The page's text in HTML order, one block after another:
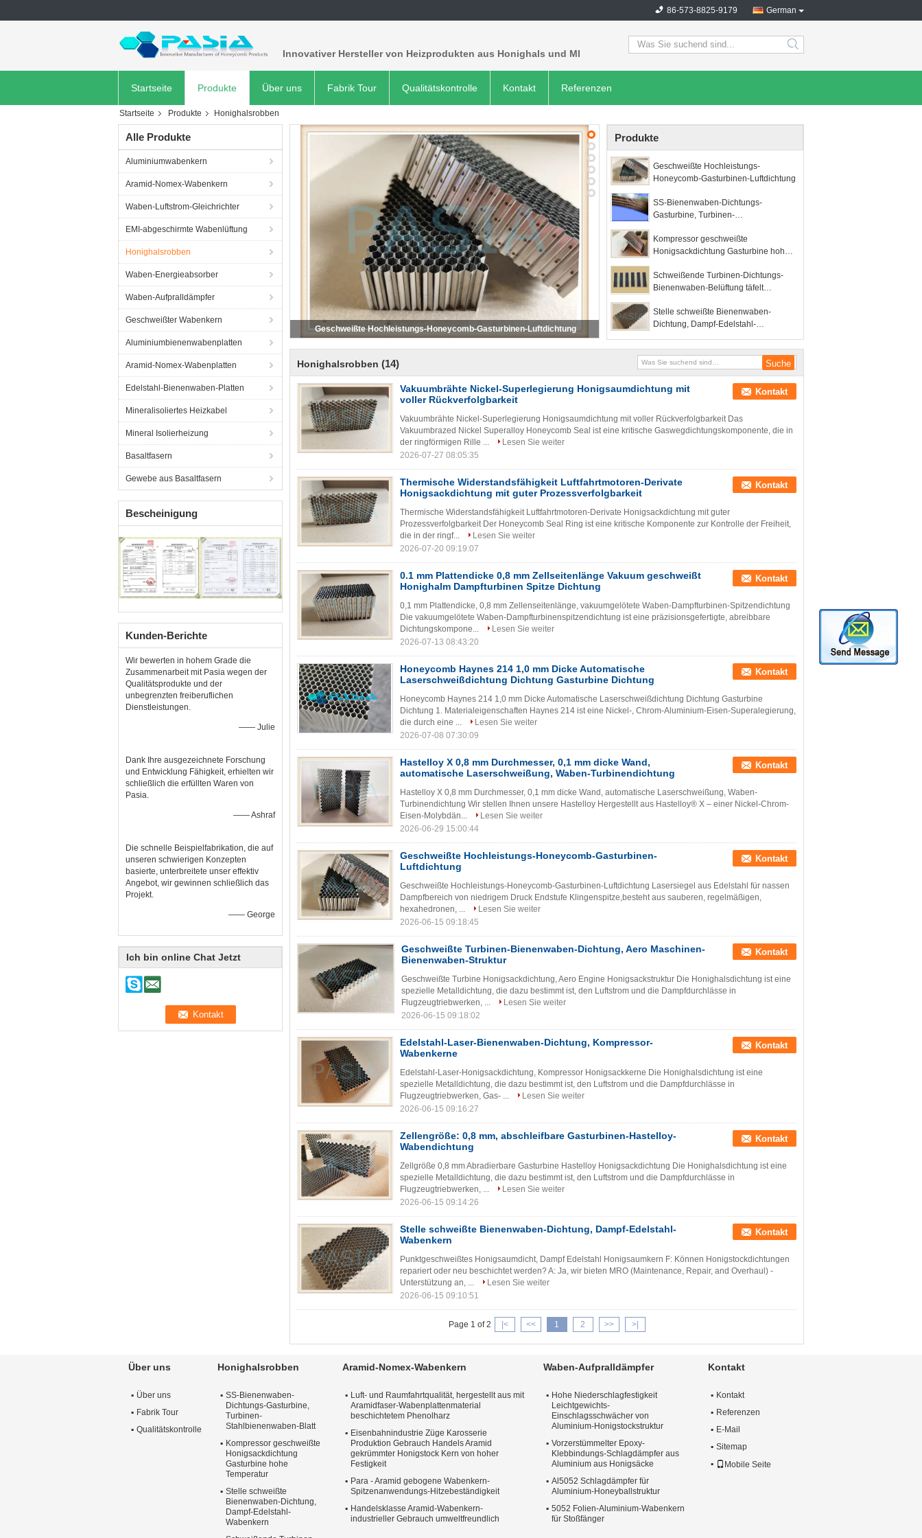
German
86-573-8825-9179
Innovativer Hersteller von Heizprodukten aus Honighals und MI search
Startseite Produkte Über uns Fabrik Tour Qualitätskontrolle Kontakt Referenzen
Startseite Produkte Honighalsrobben
Alle Produkte
Aluminiumwabenkern
Aramid-Nomex-Wabenkern
Waben-Luftstrom-Gleichrichter
EMI-abgeschirmte Wabenlüftung
Honighalsrobben
Waben-Energieabsorber
Waben-Aufpralldämpfer
Geschweißter Wabenkern
Aluminiumbienenwabenplatten
Aramid-Nomex-Wabenplatten
Edelstahl-Bienenwaben-Platten
Mineralisoliertes Heizkabel
Mineral Isolierheizung
Basaltfasern
Gewebe aus Basaltfasern
Bescheinigung
Kunden-Berichte
Wir bewerten in hohem Grade die
Zusammenarbeit mit Pasia wegen der
Qualitätsprodukte und der
unbegrenzten freiberuflichen
Dienstleistungen.
—— Julie
Dank Ihre ausgezeichnete Forschung
und Entwicklung Fähigkeit, erhielten wir
schließlich die erfüllten Waren von
Pasia.
—— Ashraf
Die schnelle Beispielfabrikation, die auf
unseren schwierigen Konzepten
basierte, unterbreitete unser effektiv
Angebot, wir gewinnen schließlich das
Projekt.
—— George
Ich bin online Chat Jetzt
SS-Bienenwaben-Dichtungs-Gasturbine, Turbinen-Stahlbienenwaben-Blatt
Produkte
Geschweißte Hochleistungs-
Honeycomb-Gasturbinen-Luftdichtung
SS-Bienenwaben-Dichtungs-
Gasturbine, Turbinen-
Kompressor geschweißte
Honigsackdichtung Gasturbine hohe
Schweißende Turbinen-Dichtungs-
Bienenwaben-Belüftung täfelt
Stelle schweißte Bienenwaben-
Dichtung, Dampf-Edelstahl-
Honighalsrobben (14)
Vakuumbrähte Nickel-Superlegierung Honigsaumdichtung mit
voller Rückverfolgbarkeit
Kontakt
Vakuumbrähte Nickel-Superlegierung Honigsaumdichtung mit voller Rückverfolgbarkeit Das
Vakuumbrazed Nickel Superalloy Honeycomb Seal ist eine kritische Gaswegdichtungskomponente, die in
der ringförmigen Rille ...
Lesen Sie weiter
2026-07-27 08:05:35
Thermische Widerstandsfähigkeit Luftfahrtmotoren-Derivate
Honigsackdichtung mit guter Prozessverfolgbarkeit
Kontakt
Thermische Widerstandsfähigkeit Luftfahrtmotoren-Derivate Honigsackdichtung mit guter
Prozessverfolgbarkeit Der Honeycomb Seal Ring ist eine kritische Komponente zur Kontrolle der Freiheit,
die in der ringf...
Lesen Sie weiter
2026-07-20 09:19:07
0.1 mm Plattendicke 0,8 mm Zellseitenlänge Vakuum geschweißt
Honighalm Dampfturbinen Spitze Dichtung
Kontakt
0,1 mm Plattendicke, 0,8 mm Zellenseitenlänge, vakuumgelötete Waben-Dampfturbinen-Spitzendichtung
Die vakuumgelötete Waben-Dampfturbinenspitzendichtung ist eine präzisionsgefertigte, abreibbare
Dichtungskompone...
Lesen Sie weiter
2026-07-13 08:43:20
Honeycomb Haynes 214 1,0 mm Dicke Automatische
Laserschweißdichtung Dichtung Gasturbine Dichtung
Kontakt
Honeycomb Haynes 214 1,0 mm Dicke Automatische Laserschweißdichtung Dichtung Gasturbine
Dichtung 1. Materialeigenschaften Haynes 214 ist eine Nickel-, Chrom-Aluminium-Eisen-Superalegierung,
die durch eine ...
Lesen Sie weiter
2026-07-08 07:30:09
Hastelloy X 0,8 mm Durchmesser, 0,1 mm dicke Wand,
automatische Laserschweißung, Waben-Turbinendichtung
Kontakt
Hastelloy X 0,8 mm Durchmesser, 0,1 mm dicke Wand, automatische Laserschweißung, Waben-
Turbinendichtung Wir stellen Ihnen unsere Hastelloy Hergestellt aus Hastelloy® X – einer Nickel-Chrom-
Eisen-Molybdän...
Lesen Sie weiter
2026-06-29 15:00:44
Geschweißte Hochleistungs-Honeycomb-Gasturbinen-
Luftdichtung
Kontakt
Geschweißte Hochleistungs-Honeycomb-Gasturbinen-Luftdichtung Lasersiegel aus Edelstahl für nassen
Dampfbereich von niedrigem Druck Endstufe Klingenspitze,besteht aus sauberen, regelmäßigen,
hexahedronen, ...
Lesen Sie weiter
2026-06-15 09:18:45
Geschweißte Turbinen-Bienenwaben-Dichtung, Aero Maschinen-
Bienenwaben-Struktur
Kontakt
Geschweißte Turbine Honigsackdichtung, Aero Engine Honigsackstruktur Die Honighalsdichtung ist eine
spezielle Metalldichtung, die dazu bestimmt ist, den Luftstrom und die Dampfdurchlässe in
Flugzeugtriebwerken, ...
Lesen Sie weiter
2026-06-15 09:18:02
Edelstahl-Laser-Bienenwaben-Dichtung, Kompressor-
Wabenkerne
Kontakt
Edelstahl-Laser-Honigsackdichtung, Kompressor Honigsackkerne Die Honighalsdichtung ist eine
spezielle Metalldichtung, die dazu bestimmt ist, den Luftstrom und die Dampfdurchlässe in
Flugzeugtriebwerken, Gas- ...
Lesen Sie weiter
2026-06-15 09:16:27
Zellengröße: 0,8 mm, abschleifbare Gasturbinen-Hastelloy-
Wabendichtung
Kontakt
Zellgröße 0,8 mm Abradierbare Gasturbine Hastelloy Honigsackdichtung Die Honighalsdichtung ist eine
spezielle Metalldichtung, die dazu bestimmt ist, den Luftstrom und die Dampfdurchlässe in
Flugzeugtriebwerken, ...
Lesen Sie weiter
2026-06-15 09:14:26
Stelle schweißte Bienenwaben-Dichtung, Dampf-Edelstahl-
Wabenkern
Kontakt
Punktgeschweißtes Honigsaumdicht, Dampf Edelstahl Honigsaumkern F: Können Honigstockdichtungen
repariert oder neu beschichtet werden? A: Ja, wir bieten MRO (Maintenance, Repair, and Overhaul) -
Unterstützung an, ...
Lesen Sie weiter
2026-06-15 09:10:51
Page 1 of 2 |< << 1 2 >> >|
Über uns
Über uns
Fabrik Tour
Qualitätskontrolle
Honighalsrobben
SS-Bienenwaben-
Dichtungs-Gasturbine,
Turbinen-
Stahlbienenwaben-Blatt
Kompressor geschweißte
Honigsackdichtung
Gasturbine hohe
Temperatur
Stelle schweißte
Bienenwaben-Dichtung,
Dampf-Edelstahl-
Wabenkern
Aramid-Nomex-Wabenkern
Luft- und Raumfahrtqualität, hergestellt aus mit
Aramidfaser-Wabenplattenmaterial
beschichtetem Phenolharz
Eisenbahnindustrie Züge Karosserie
Produktion Gebrauch Handels Aramid
gekrümmter Honigstock Kern von hoher
Festigkeit
Para - Aramid gebogene Wabenkern-
Spitzenanwendungs-Hitzebeständigkeit
Handelsklasse Aramid-Wabenkern-
industrieller Gebrauch umweltfreundlich
Waben-Aufpralldämpfer
Hohe Niederschlagfestigkeit
Leichtgewichts-
Einschlagsschwächer von
Aluminium-Honigstockstruktur
Vorzerstümmelter Epoxy-
Klebbindungs-Schlagdämpfer aus
Aluminium aus Honigsäcke
Al5052 Schlagdämpfer für
Aluminium-Honeyballstruktur
5052 Folien-Aluminium-Wabenkern
für Stoßfänger
Kontakt
Kontakt
Referenzen
E-Mail
Sitemap
Mobile Seite